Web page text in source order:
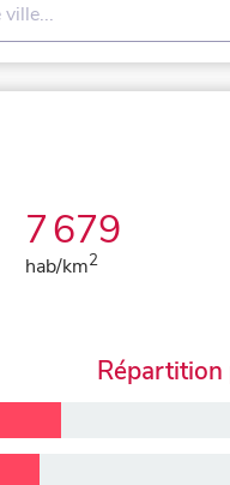
7 679
hab/km2
Répartition